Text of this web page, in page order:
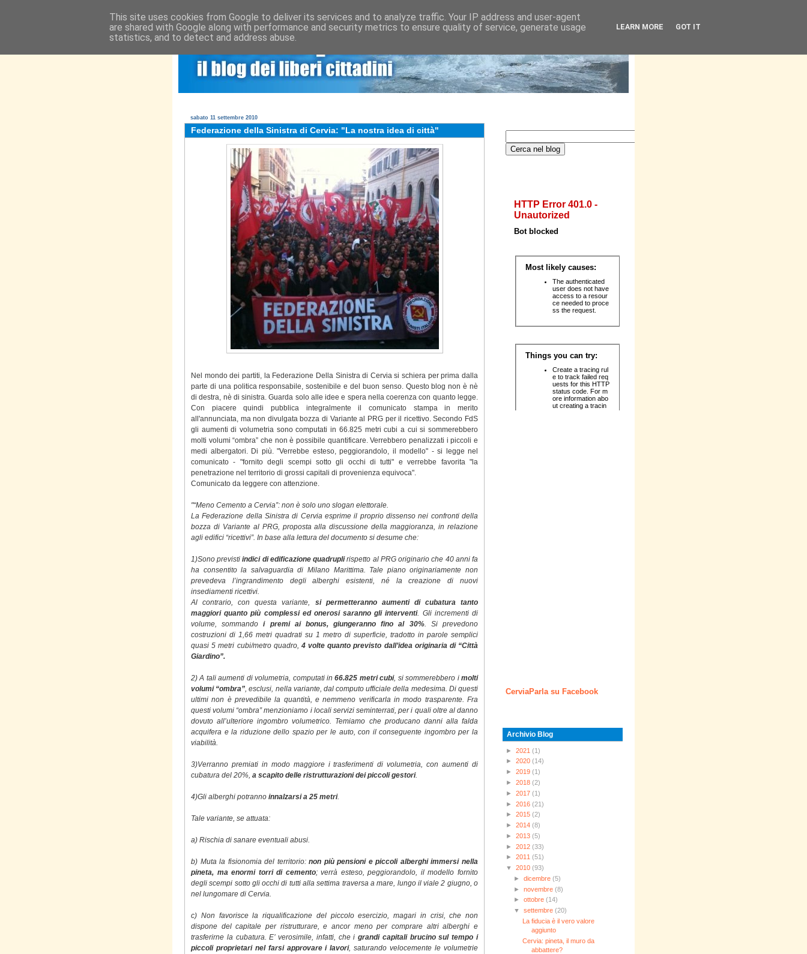
sabato 11 settembre 2010
Federazione della Sinistra di Cervia: "La nostra idea di città"
Nel mondo dei partiti, la Federazione Della Sinistra di Cervia si schiera per prima dalla
parte di una politica responsabile, sostenibile e del buon senso. Questo blog non è nè
di destra, nè di sinistra. Guarda solo alle idee e spera nella coerenza con quanto legge.
Con piacere quindi pubblica integralmente il comunicato stampa in merito
all'annunciata, ma non divulgata bozza di Variante al PRG per il ricettivo. Secondo FdS
gli aumenti di volumetria sono computati in 66.825 metri cubi a cui si sommerebbero
molti volumi “ombra” che non è possibile quantificare. Verrebbero penalizzati i piccoli e
medi albergatori. Di più. "Verrebbe esteso, peggiorandolo, il modello" - si legge nel
comunicato - "fornito degli scempi sotto gli occhi di tutti" e verrebbe favorita "la
penetrazione nel territorio di grossi capitali di provenienza equivoca".
Comunicato da leggere con attenzione.
"“Meno Cemento a Cervia”: non è solo uno slogan elettorale.
La Federazione della Sinistra di Cervia esprime il proprio dissenso nei confronti della
bozza di Variante al PRG, proposta alla discussione della maggioranza, in relazione
agli edifici “ricettivi”. In base alla lettura del documento si desume che:
1)Sono previstiindici di edificazione quadruplirispetto al PRG originario che 40 anni fa
ha consentito la salvaguardia di Milano Marittima. Tale piano originariamente non
prevedeva l’ingrandimento degli alberghi esistenti, né la creazione di nuovi
insediamenti ricettivi.
Al contrario, con questa variante, si permetteranno aumenti di cubatura tanto
maggiori quanto più complessi ed onerosi saranno gli interventi. Gli incrementi di
volume, sommandoi premi ai bonus, giungeranno fino al 30%. Si prevedono
costruzioni di 1,66 metri quadrati su 1 metro di superficie, tradotto in parole semplici
quasi 5 metri cubi/metro quadro, 4 volte quanto previsto dall’idea originaria di “Città
Giardino”.
2) A tali aumenti di volumetria, computati in66.825 metri cubi, si sommerebbero imolti
volumi “ombra”, esclusi, nella variante, dal computo ufficiale della medesima. Di questi
ultimi non è prevedibile la quantità, e nemmeno verificarla in modo trasparente. Fra
questi volumi “ombra” menzioniamo i locali servizi seminterrati, per i quali oltre al danno
dovuto all’ulteriore ingombro volumetrico. Temiamo che producano danni alla falda
acquifera e la riduzione dello spazio per le auto, con il conseguente ingombro per la
viabilità.
3)Verranno premiati in modo maggiore i trasferimenti di volumetria, con aumenti di
cubatura del 20%, a scapito delle ristrutturazioni dei piccoli gestori.
4)Gli alberghi potranno innalzarsi a 25 metri.
Tale variante, se attuata:
a) Rischia di sanare eventuali abusi.
b) Muta la fisionomia del territorio:non più pensioni e piccoli alberghi immersi nella
pineta, ma enormi torri di cemento; verrà esteso, peggiorandolo, il modello fornito
degli scempi sotto gli occhi di tutti alla settima traversa a mare, lungo il viale 2 giugno, o
nel lungomare di Cervia.
c) Non favorisce la riqualificazione del piccolo esercizio, magari in crisi, che non
dispone del capitale per ristrutturare, e ancor meno per comprare altri alberghi e
trasferirne la cubatura. E’ verosimile, infatti, che igrandi capitali brucino sul tempo i
piccoli proprietari nel farsi approvare i lavori, saturando velocemente le volumetrie
CerviaParla su Facebook
Archivio Blog
► 2021 (1)
► 2020 (14)
► 2019 (1)
► 2018 (2)
► 2017 (1)
► 2016 (21)
► 2015 (2)
► 2014 (8)
► 2013 (5)
► 2012 (33)
► 2011 (51)
▼ 2010 (93)
►dicembre(5)
►novembre(8)
►ottobre(14)
▼settembre(20)
La fiducia è il vero valore
aggiunto
Cervia: pineta, il muro da
abbattere?
This site uses cookies from Google to deliver its services and to analyze traffic. Your IP address and user-agent
are shared with Google along with performance and security metrics to ensure quality of service, generate usage
statistics, and to detect and address abuse.
LEARN MORE GOT IT